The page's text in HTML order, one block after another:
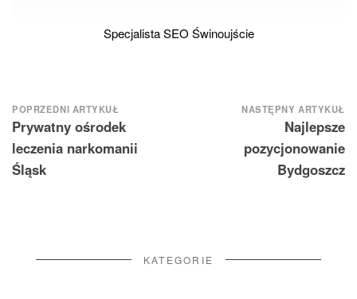
Specjalista SEO Świnoujście
Nawigacja
wpisu
POPRZEDNI ARTYKUŁ
Prywatny ośrodek
leczenia narkomanii
Śląsk
NASTĘPNY ARTYKUŁ
Najlepsze
pozycjonowanie
Bydgoszcz
KATEGORIE